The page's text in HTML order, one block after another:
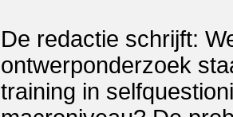
De redactie schrijft:
ontwerponderzoek
training in